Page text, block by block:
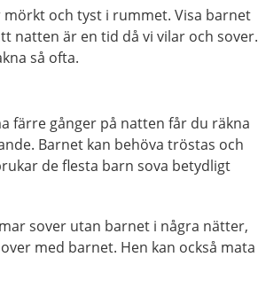
och tyst i rummet. Visa barnet
natten är en tid då vi vilar och sover.
så ofta.
färre gånger på natten får du räkna
Barnet kan behöva tröstas och
de flesta barn sova betydligt
sover utan barnet i några nätter,
med barnet. Hen kan också mata